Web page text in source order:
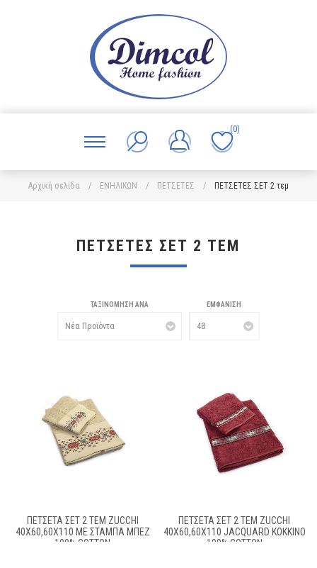
(0)
Αρχική σελίδα / ΕΝΗΛΙΚΩΝ / ΠΕΤΣΕΤΕΣ / ΠΕΤΣΕΤΕΣ ΣΕΤ 2 τεμ
ΠΕΤΣΕΤΕΣ ΣΕΤ 2 ΤΕΜ
ΤΑΞΙΝΌΜΗΣΗ ΑΝΆ ΕΜΦΆΝΙΣΗ
ΠΕΤΣΈΤΑ ΣΕΤ 2 ΤΕΜ ZUCCHI
40X60,60X110 ΜΕ ΣΤΆΜΠΑ ΜΠΕΖ
100% COTTON
ΠΕΤΣΈΤΑ ΣΕΤ 2 ΤΕΜ ZUCCHI
40X60,60X110 JACQUARD ΚΌΚΚΙΝΟ
100% COTTON